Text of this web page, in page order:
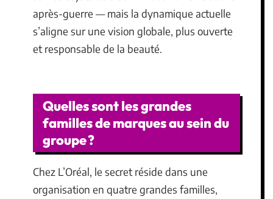
après-guerre — mais la dynamique actuelle
s’aligne sur une vision globale, plus ouverte
et responsable de la beauté.
Quelles sont les grandes
familles de marques au sein du
groupe ?
Chez L’Oréal, le secret réside dans une
organisation en quatre grandes familles,